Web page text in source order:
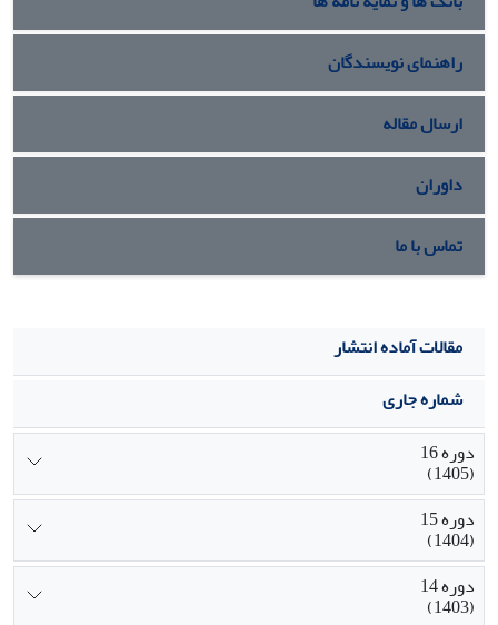
راهنمای نویسندگان
ارسال مقاله
داوران
تماس با ما
مقالات آماده انتشار
شماره جاری
دوره 16
(1405)
دوره 15
(1404)
دوره 14
(1403)